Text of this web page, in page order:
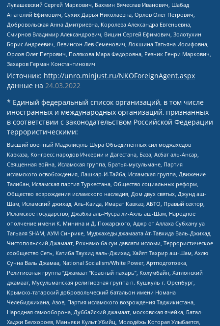
Лукашевский Сергей Маркович, Бахмин Вячеслав Иванович, Шабад
Анатолий Ефимович, Сухих Дарья Николаевна, Орлов Олег Петрович,
Добровольская Анна Дмитриевна, Королева Александра Евгеньевна,
Смирнов Владимир Александрович, Вицин Сергей Ефимович, Золотухин
Борис Андреевич, Левинсон Лев Семенович, Локшина Татьяна Иосифовна,
Орлов Олег Петрович, Полякова Мара Федоровна, Резник Генри Маркович,
Захаров Герман Константинович
Источник: http://unro.minjust.ru/NKOForeignAgent.aspx
данные на 24.03.2022
* Единый федеральный список организаций, в том числе
иностранных и международных организаций, признанных
в соответствии с законодательством Российской Федерации
террористическими:
Высший военный Маджлисуль Шура Объединенных сил моджахедов
Кавказа, Конгресс народов Ичкерии и Дагестана, База, Асбат аль-Ансар,
Священная война, Исламская группа, Братья-мусульмане, Партия
исламского освобождения, Лашкар-И-Тайба, Исламская группа, Движение
Талибан, Исламская партия Туркестана, Общество социальных реформ,
Общество возрождения исламского наследия, Дом двух святых, Джунд аш-
Шам, Исламский джихад, Аль-Каида, Имарат Кавказ, АБТО, Правый сектор,
Исламское государство, Джабха аль-Нусра ли-Ахль аш-Шам, Народное
ополчение имени К. Минина и Д. Пожарского, Аджр от Аллаха Субхану уа
Тагьаля SHAM, АУМ Синрике, Муджахеды джамаата Ат-Тавхида Валь-Джихад,
Чистопольский Джамаат, Рохнамо ба суи давлати исломи, Террористическое
сообщество Сеть, Катиба Таухид валь-Джихад, Хайят Тахрир аш-Шам, Ахлю
Сунна Валь Джамаа, National Socialism/White Power, Артподготовка,
Религиозная группа “Джамаат “Красный пахарь”, Колумбайн, Хатлонский
джамаат, Мусульманская религиозная группа п. Кушкуль г. Оренбург,
Крымско-татарский добровольческий батальон имени Номана
Челебиджихана, Азов, Партия исламского возрождения Таджикистана,
Народная самооборона, Дуббайский джамаат, московская ячейка, Батал-
Хаджи Белхороев, Маньяки Культ Убийц, Молодёжь Которая Улыбается,